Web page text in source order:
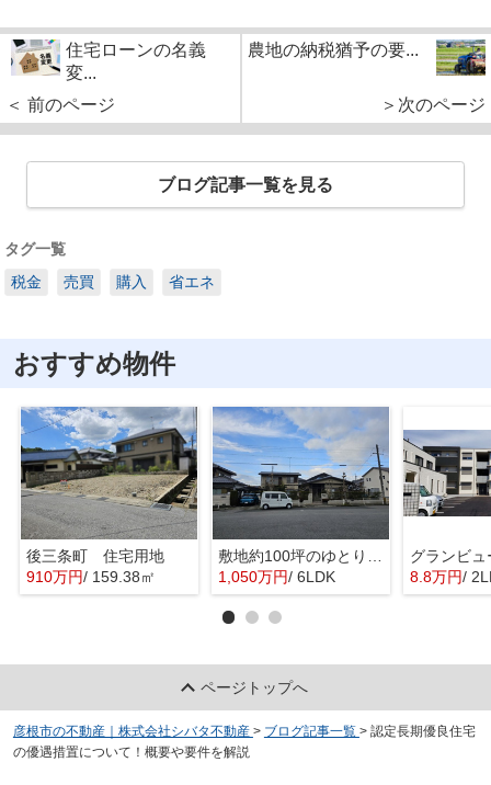
住宅ローンの名義
変...
＜ 前のページ
農地の納税猶予の要...
＞次のページ
ブログ記事一覧を見る
タグ一覧
税金
売買 購入 省エネ
おすすめ物件
後三条町 住宅用地
910万円/ 159.38㎡
1,050万円/ 6LDK
グランビ
8.8万円/
ページトップへ
彦根市の不動産｜株式会社シバタ不動産 > ブログ記事一覧 > 認定長期優良住宅
の優遇措置について！概要や要件を解説